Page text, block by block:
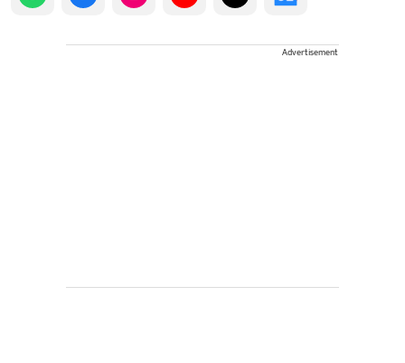
Advertisement